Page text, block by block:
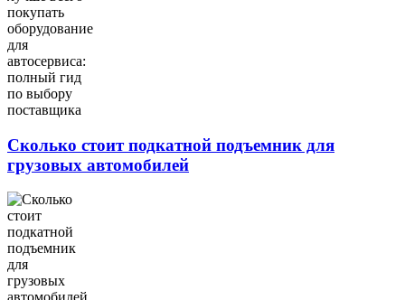
Сколько стоит подкатной подъемник для
грузовых автомобилей